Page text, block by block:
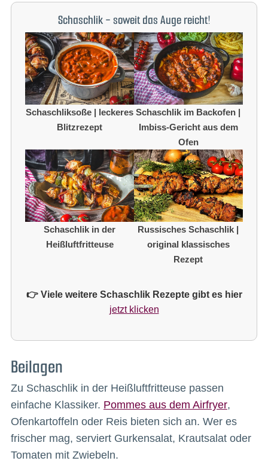
Schaschlik - soweit das Auge reicht!
Schaschliksoße | leckeres
Blitzrezept
Schaschlik im Backofen |
Imbiss-Gericht aus dem
Ofen
Schaschlik in der
Heißluftfritteuse
Russisches Schaschlik |
original klassisches
Rezept
👉 Viele weitere Schaschlik Rezepte gibt es hier
jetzt klicken
Beilagen
Zu Schaschlik in der Heißluftfritteuse passen
einfache Klassiker. Pommes aus dem Airfryer,
Ofenkartoffeln oder Reis bieten sich an. Wer es
frischer mag, serviert Gurkensalat, Krautsalat oder
Tomaten mit Zwiebeln.